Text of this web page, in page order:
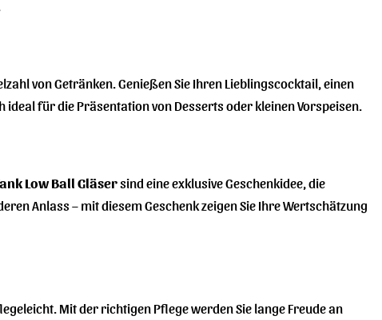
von Getränken. Genießen Sie Ihren Lieblingscocktail, einen
für die Präsentation von Desserts oder kleinen Vorspeisen.
Low Ball Gläsersind eine exklusive Geschenkidee, die
Anlass – mit diesem Geschenk zeigen Sie Ihre Wertschätzung
Mit der richtigen Pflege werden Sie lange Freude an